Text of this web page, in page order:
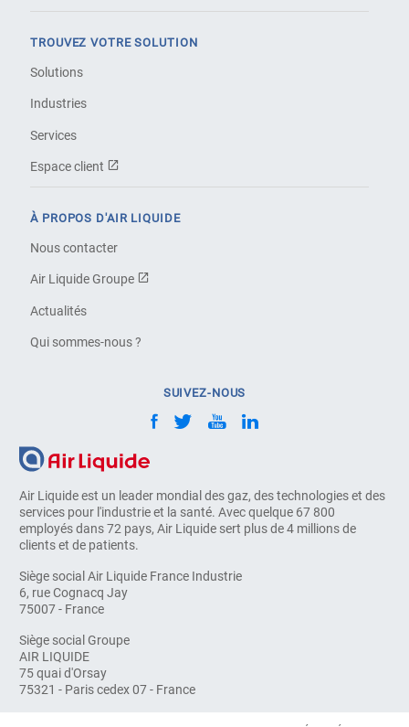
Air Liquide est un leader mondial des gaz, des technologies et des
services pour l'industrie et la santé. Avec quelque 67 800
employés dans 72 pays, Air Liquide sert plus de 4 millions de
clients et de patients.
Siège social Air Liquide France Industrie
6, rue Cognacq Jay
75007 - France
Siège social Groupe
AIR LIQUIDE
75 quai d'Orsay
75321 - Paris cedex 07 - France
TROUVEZ VOTRE SOLUTION
Solutions
Industries
Services
Espace client
À PROPOS D'AIR LIQUIDE
Nous contacter
Air Liquide Groupe
Actualités
Qui sommes-nous ?
SUIVEZ-NOUS